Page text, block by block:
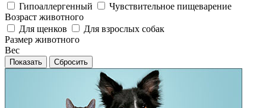
Гипоаллергенный
Чувствительное пищеварение
Возраст животного
Для щенков
Для взрослых собак
Размер животного
Вес
Сбросить